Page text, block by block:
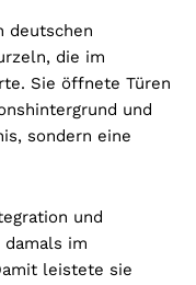
deutschen
die im
Sie öffnete Türen
und
sondern eine
und
im
leistete sie